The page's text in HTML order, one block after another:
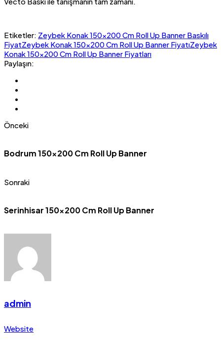
Etiketler: Zeybek Konak 150x200 Cm Roll Up Banner Baskılı
FiyatZeybek Konak 150x200 Cm Roll Up Banner FiyatıZeybek
Konak 150x200 Cm Roll Up Banner Fiyatları
Paylaşın:
Önceki
Bodrum 150×200 Cm Roll Up Banner
Sonraki
Serinhisar 150×200 Cm Roll Up Banner
admin
Website